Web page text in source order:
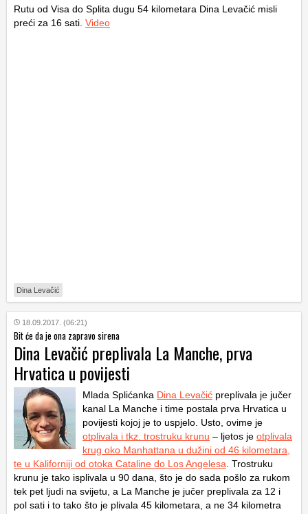
Rutu od Visa do Splita dugu 54 kilometara Dina Levačić misli
preći za 16 sati. Video
Dina Levačić
18.09.2017. (06:21)
Bit će da je ona zapravo sirena
Dina Levačić preplivala La Manche, prva
Hrvatica u povijesti
Mlada Splićanka Dina Levačić preplivala je jučer
kanal La Manche i time postala prva Hrvatica u
povijesti kojoj je to uspjelo. Usto, ovime je
otplivala i tkz. trostruku krunu – ljetos je otplivala
krug oko Manhattana u dužini od 46 kilometara,
te u Kaliforniji od otoka Cataline do Los Angelesa. Trostruku
krunu je tako isplivala u 90 dana, što je do sada pošlo za rukom
tek pet ljudi na svijetu, a La Manche je jučer preplivala za 12 i
pol sati i to tako što je plivala 45 kilometara, a ne 34 kilometra